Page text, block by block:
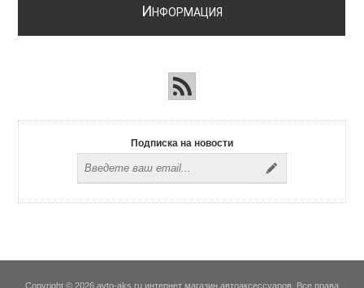
ИНФОРМАЦИЯ
Подписка на новости
Copyright © 2026 avto-aks.ru интернет магазин автоаксессуаров. Все права